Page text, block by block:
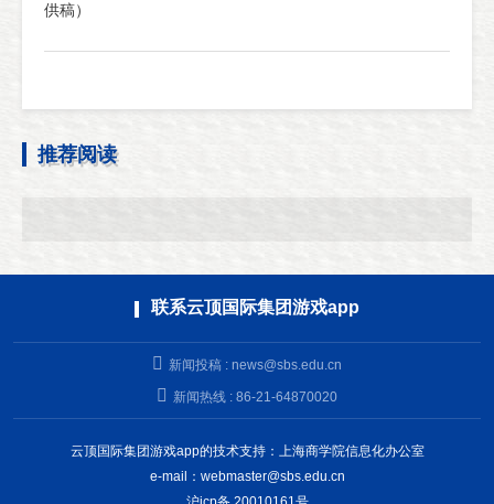
供稿）
推荐阅读
联系云顶国际集团游戏app
新闻投稿 : news@sbs.edu.cn
新闻热线 : 86-21-64870020
云顶国际集团游戏app的技术支持：上海商学院信息化办公室
e-mail： webmaster@sbs.edu.cn